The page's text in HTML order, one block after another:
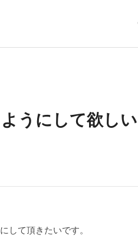
うにして欲しい
して頂きたいです。